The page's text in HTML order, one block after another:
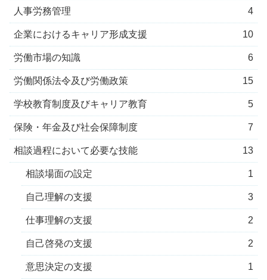
人事労務管理 4
企業におけるキャリア形成支援 10
労働市場の知識 6
労働関係法令及び労働政策 15
学校教育制度及びキャリア教育 5
保険・年金及び社会保障制度 7
相談過程において必要な技能 13
相談場面の設定 1
自己理解の支援 3
仕事理解の支援 2
自己啓発の支援 2
意思決定の支援 1